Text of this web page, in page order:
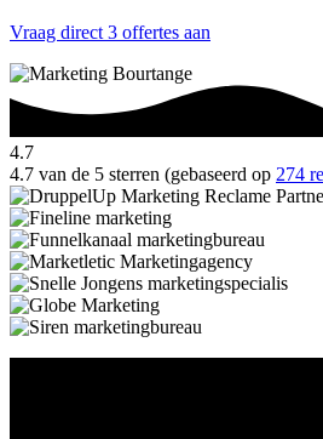
Vraag direct 3 offertes aan
4.7
4.7 van de 5 sterren (gebaseerd op 274